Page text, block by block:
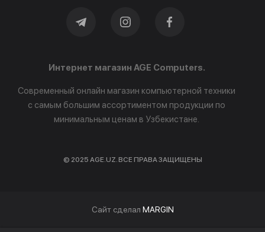
Интернет магазин AGE Computers.
Современный онлайн магазин компьютерной техники
с самым большим ассортиментом продукции по
минимальным ценам в Узбекистане.
© 2025 AGE.UZ. ВСЕ ПРАВА ЗАЩИЩЕНЫ
Cайт сделал MARGIN